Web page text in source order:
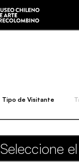
Tipo de Visitante
Seleccione